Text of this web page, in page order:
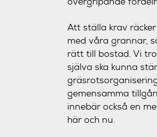
Att ställa krav
med våra grannar,
rätt till bostad. Vi
själva ska kunna
gemensamma
innebär också en
här och nu.